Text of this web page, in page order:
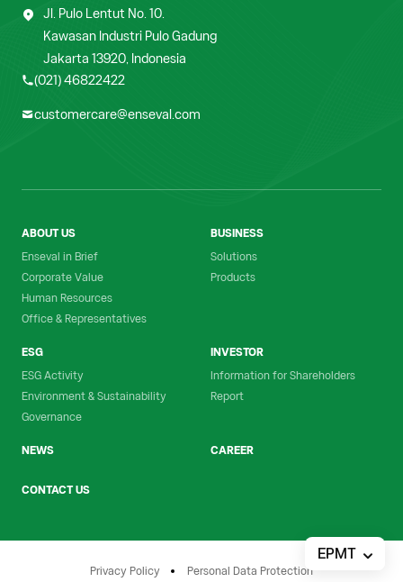
EPMT
Jl. Pulo Lentut No. 10.
Kawasan Industri Pulo Gadung
Jakarta 13920, Indonesia
(021) 46822422
customercare@enseval.com
ABOUT US
Enseval in Brief
Corporate Value
Human Resources
Office & Representatives
BUSINESS
Solutions
Products
ESG
ESG Activity
Environment & Sustainability
Governance
INVESTOR
Information for Shareholders
Report
NEWS CAREER
CONTACT US
Privacy Policy Personal Data Protection